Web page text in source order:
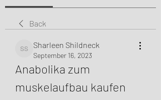
Back
Sharleen Shildneck
Sharleen Shildneck
September 16, 2023
Anabolika zum
muskelaufbau kaufen